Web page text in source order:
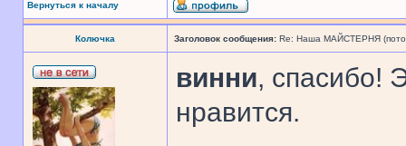
Вернуться к началу
Колючка Заголовок сообщения: Re: Наша МАЙСТЕРНЯ
винни, спасибо!
нравится.